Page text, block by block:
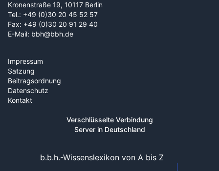
Kronenstraße 19, 10117 Berlin
Tel.: +49 (0)30 20 45 52 57
Fax: +49 (0)30 20 91 29 40
E-Mail: bbh@bbh.de
Impressum
Satzung
Beitragsordnung
Datenschutz
Kontakt
Verschlüsselte Verbindung
Server in Deutschland
b.b.h.-Wissenslexikon von A bis Z